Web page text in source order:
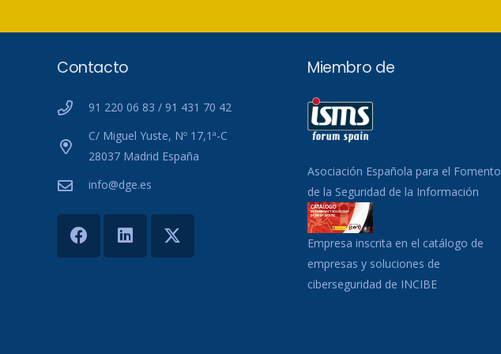
Contacto
91 220 06 83 / 91 431 70 42
C/ Miguel Yuste, Nº 17,1ª-C
28037 Madrid España
info@dge.es
Miembro de
Asociación Española para el Fomento
de la Seguridad de la Información
Empresa inscrita en el catálogo de
empresas y soluciones de
ciberseguridad de INCIBE